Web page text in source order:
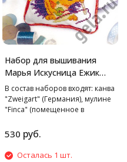
Набор для вышивания
Марья Искусница Ежик
пришивает пуговицу,
10х10 см
В состав наборов входят: канва
"Zweigart" (Германия), мулине
"Finca" (помещенное в
игла "Hemline", подробная
схема-инструкция и кант
«PEGA» (Чехия).
530 руб.
Осталась 1 шт.